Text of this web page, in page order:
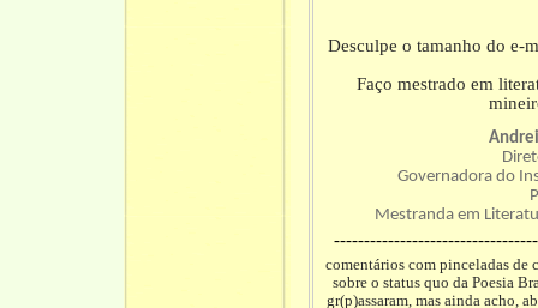
Desculpe o tamanho do e-
Faço mestrado em
Governadora do
Mestranda em
comentários com pinceladas de
sobre o status quo da Poesia
gr(p)assaram, mas ainda acho,